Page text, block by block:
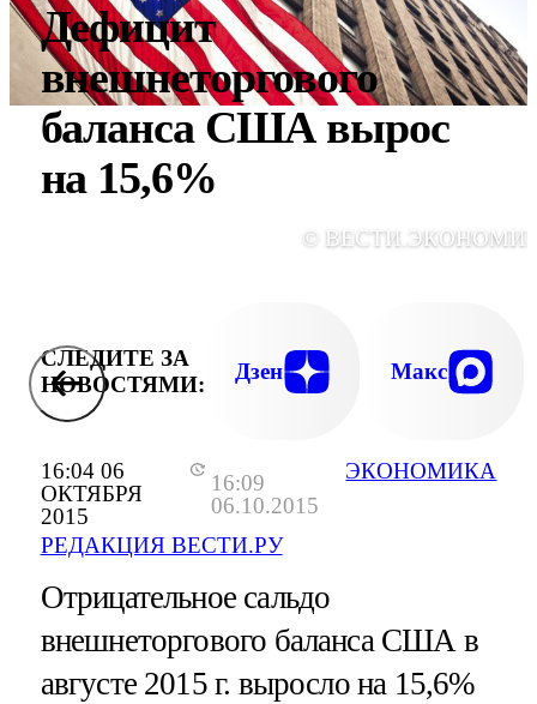
16:04 06
ОКТЯБРЯ
2015
16:09
06.10.2015
РЕДАКЦИЯ ВЕСТИ.РУ
ЭКОНОМИКА
Дефицит
внешнеторгового
баланса США вырос
на 15,6%
©
СЛЕДИТЕ ЗА
НОВОСТЯМИ:
Дзен Макс
Отрицательное сальдо
внешнеторгового баланса США в
августе 2015 г. выросло на 15,6%